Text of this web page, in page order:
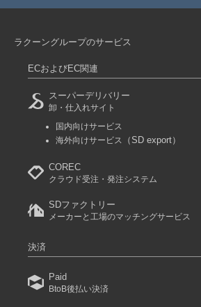
ラクーングループのサービス
ECおよびEC関連
スーパーデリバリー
卸・仕入れサイト
国内向けサービス
海外向けサービス
（SD export）
COREC
クラウド受注・発注システム
SDファクトリー
メーカーと工場のマッチングサービス
決済
Paid
BtoB後払い決済